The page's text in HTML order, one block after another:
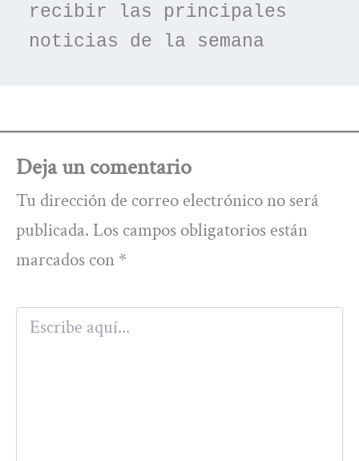
recibir las principales
noticias de la semana
Deja un comentario
Tu dirección de correo electrónico no será
publicada. Los campos obligatorios están
marcados con *
aquí...